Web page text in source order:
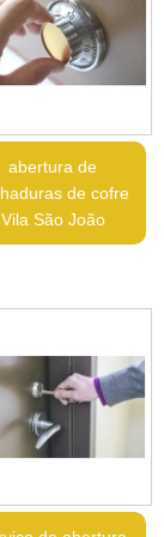
abertura de
de cofre
Vila São João